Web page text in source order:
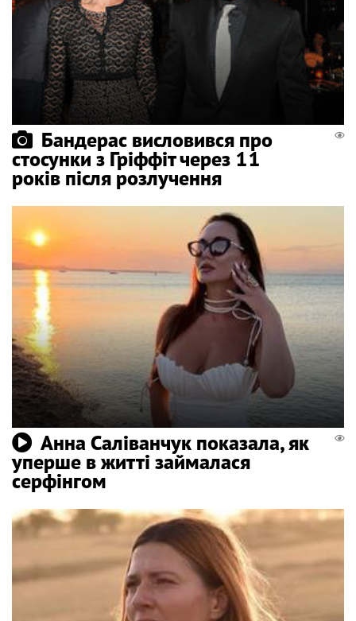
Бандерас висловився про
стосунки з Гріффіт через 11
років після розлучення
Анна Саліванчук показала, як
уперше в житті займалася
серфінгом